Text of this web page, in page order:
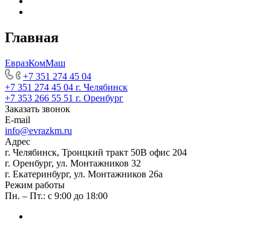
Главная
ЕвразКомМаш
+7 351 274 45 04
+7 351 274 45 04 г. Челябинск
+7 353 266 55 51 г. Оренбург
Заказать звонок
E-mail
info@evrazkm.ru
Адрес
г. Челябинск, Троицкий тракт 50В офис 204
г. Оренбург, ул. Монтажников 32
г. Екатеринбург, ул. Монтажников 26а
Режим работы
Пн. – Пт.: с 9:00 до 18:00